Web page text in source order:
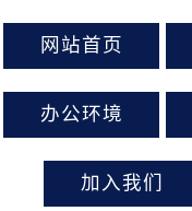
网站首页
办公环境
加入我们